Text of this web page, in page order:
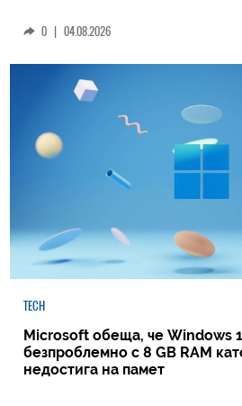
0 | 04.08.2026
TECH
Microsoft обеща, че Windows
безпроблемно с 8 GB RAM
недостига на памет